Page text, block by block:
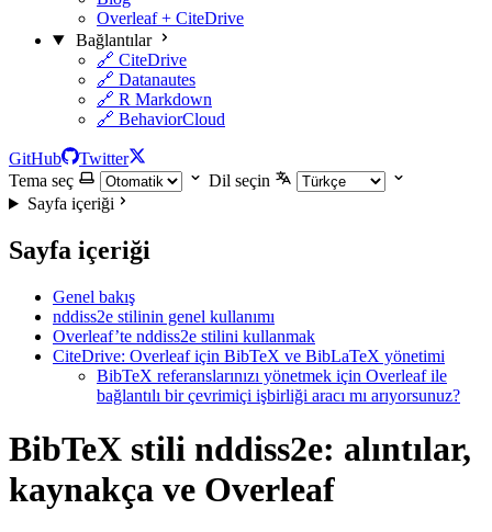
Overleaf + CiteDrive
Bağlantılar
🔗 CiteDrive
🔗 Datanautes
🔗 R Markdown
🔗 BehaviorCloud
GitHub
Twitter
Tema seç
Dil seçin
Sayfa içeriği
Sayfa içeriği
Genel bakış
nddiss2e stilinin genel kullanımı
Overleaf’te nddiss2e stilini kullanmak
CiteDrive: Overleaf için BibTeX ve BibLaTeX yönetimi
BibTeX referanslarınızı yönetmek için Overleaf ile
bağlantılı bir çevrimiçi işbirliği aracı mı arıyorsunuz?
BibTeX stili nddiss2e: alıntılar,
kaynakça ve Overleaf